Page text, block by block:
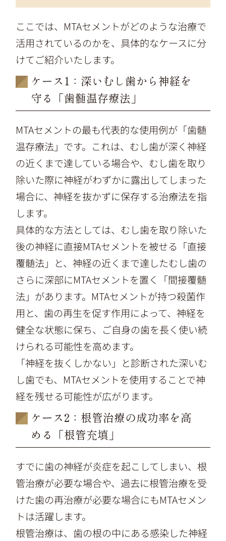
ここでは、MTAセメントがどのような治療で
活用されているのかを、具体的なケースに分
けてご紹介いたします。
ケース1：深いむし歯から神経を
守る「歯髄温存療法」
MTAセメントの最も代表的な使用例が「歯髄
温存療法」です。これは、むし歯が深く神経
の近くまで達している場合や、むし歯を取り
除いた際に神経がわずかに露出してしまった
場合に、神経を抜かずに保存する治療法を指
します。
具体的な方法としては、むし歯を取り除いた
後の神経に直接MTAセメントを被せる「直接
覆髄法」と、神経の近くまで達したむし歯の
さらに深部にMTAセメントを置く「間接覆髄
法」があります。MTAセメントが持つ殺菌作
用と、歯の再生を促す作用によって、神経を
健全な状態に保ち、ご自身の歯を長く使い続
けられる可能性を高めます。
「神経を抜くしかない」と診断された深いむ
し歯でも、MTAセメントを使用することで神
経を残せる可能性が広がります。
ケース2：根管治療の成功率を高
める「根管充填」
すでに歯の神経が炎症を起こしてしまい、根
管治療が必要な場合や、過去に根管治療を受
けた歯の再治療が必要な場合にもMTAセメン
トは活躍します。
根管治療は、歯の根の中にある感染した神経